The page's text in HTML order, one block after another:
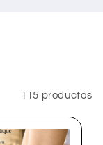
115 productos